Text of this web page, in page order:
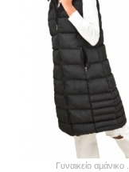
γυναικείο αμάνικο ...